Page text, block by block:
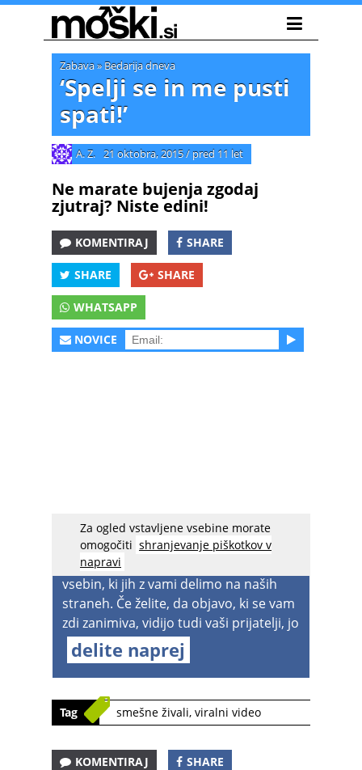
Zabava» Bedarija dneva
‘Spelji se in me pusti
spati!’
A. Z. 21 oktobra, 2015/ pred 11 let
Ne marate bujenja zgodaj
zjutraj? Niste edini!
KOMENTIRAJ SHARE
SHARE SHARE
WHATSAPP
NOVICE
Za ogled vstavljene vsebine morate
omogočiti shranjevanje piškotkov v
napravi
acebook spreminja nastavitve, zato
boste v prihodnje lahko videvali manj
vsebin, ki jih z vami delimo na naših
straneh. Če želite, da objavo, ki se vam
zdi zanimiva, vidijo tudi vaši prijatelji, jo
delite naprej
Tag smešne živali, viralni video
KOMENTIRAJ SHARE